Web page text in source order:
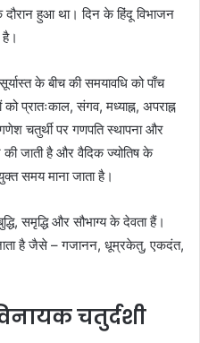
हुआ था। दिन के हिंदू विभाजन
है।
के बीच की समयावधि को पाँच
को प्रातःकाल, संगव, मध्याह्न, अपराह्न
चतुर्थी पर गणपति स्थापना और
की जाती है और वैदिक ज्योतिष के
समय माना जाता है।
समृद्धि और सौभाग्य के देवता हैं।
है जैसे – गजानन, धूम्रकेतु, एकदंत,
चतुर्दशी